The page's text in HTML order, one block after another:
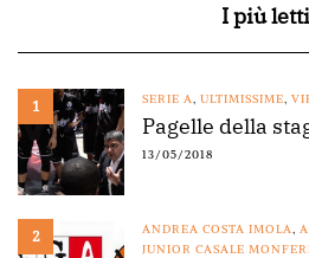
I più letti
1 SERIE A, ULTIMISSIME,
Pagelle della
13/05/2018
2 ANDREA COSTA IMOLA,
JUNIOR CASALE